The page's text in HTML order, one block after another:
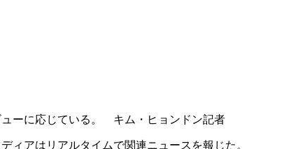
ューに応じている。 キム・ヒョンドン記者
ィアはリアルタイムで関連ニュースを報じた。